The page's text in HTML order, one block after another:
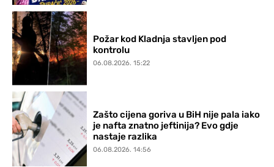
Požar kod Kladnja stavljen pod
kontrolu
06.08.2026. 15:22
Zašto cijena goriva u BiH nije pala iako
je nafta znatno jeftinija? Evo gdje
nastaje razlika
06.08.2026. 14:56